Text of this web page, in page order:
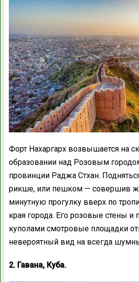
Форт Нахаргарх возвышается на
образовании над Розовым
провинции Раджа Стхан.
рикше, или пешком — совершив
минутную прогулку вверх по
края города. Его розовые стены и
куполами смотровые площадки
невероятный вид на всегда
2. Гавана, Куба.